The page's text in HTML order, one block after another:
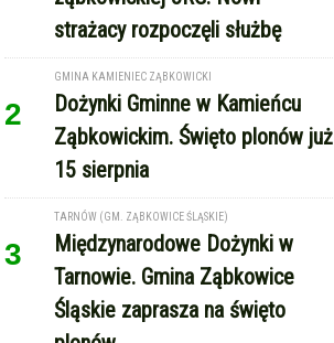
strażacy rozpoczęli służbę
2
GMINA KAMIENIEC ZĄBKOWICKI
Dożynki Gminne w Kamieńcu
Ząbkowickim. Święto plonów już
15 sierpnia
3
TARNÓW (GM. ZĄBKOWICE ŚLĄSKIE)
Międzynarodowe Dożynki w
Tarnowie. Gmina Ząbkowice
Śląskie zaprasza na święto